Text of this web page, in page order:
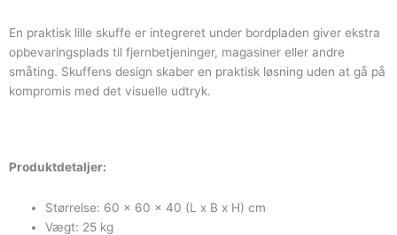
En praktisk lille skuffe er integreret under bordpladen giver ekstra
opbevaringsplads til fjernbetjeninger, magasiner eller andre
småting. Skuffens design skaber en praktisk løsning uden at gå på
kompromis med det visuelle udtryk.
Produktdetaljer:
Størrelse: 60 x 60 x 40 (L x B x H) cm
Vægt: 25 kg